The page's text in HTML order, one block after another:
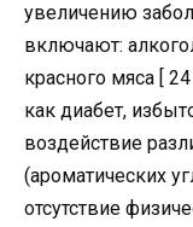
увеличению
включают:
красного мяса [
как диабет,
воздействие
(ароматических
отсутствие